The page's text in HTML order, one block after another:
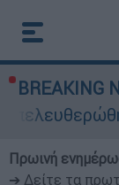
BREAKING
- Τα
Πρωινή
➔ Δείτε τα